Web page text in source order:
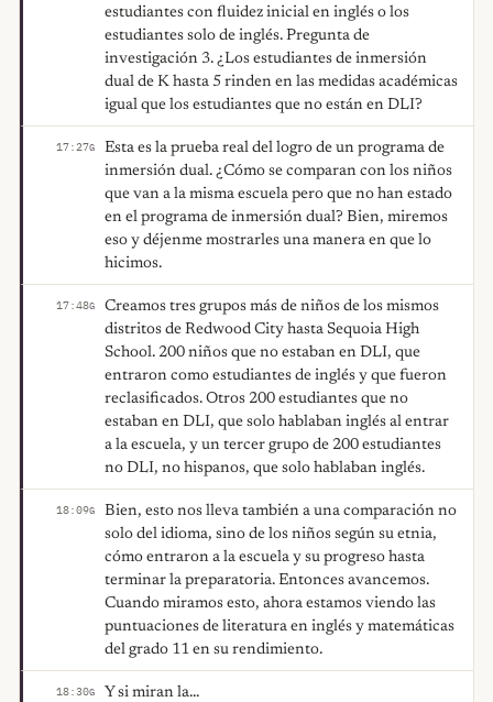
estudiantes con fluidez inicial en inglés o los
estudiantes solo de inglés. Pregunta de
investigación 3. ¿Los estudiantes de inmersión
dual de K hasta 5 rinden en las medidas académicas
igual que los estudiantes que no están en DLI?
17:27G
Esta es la prueba real del logro de un programa de
inmersión dual. ¿Cómo se comparan con los niños
que van a la misma escuela pero que no han estado
en el programa de inmersión dual? Bien, miremos
eso y déjenme mostrarles una manera en que lo
hicimos.
17:48G
Creamos tres grupos más de niños de los mismos
distritos de Redwood City hasta Sequoia High
School. 200 niños que no estaban en DLI, que
entraron como estudiantes de inglés y que fueron
reclasificados. Otros 200 estudiantes que no
estaban en DLI, que solo hablaban inglés al entrar
a la escuela, y un tercer grupo de 200 estudiantes
no DLI, no hispanos, que solo hablaban inglés.
18:09G
Bien, esto nos lleva también a una comparación no
solo del idioma, sino de los niños según su etnia,
cómo entraron a la escuela y su progreso hasta
terminar la preparatoria. Entonces avancemos.
Cuando miramos esto, ahora estamos viendo las
puntuaciones de literatura en inglés y matemáticas
del grado 11 en su rendimiento.
18:30G Y si miran la...